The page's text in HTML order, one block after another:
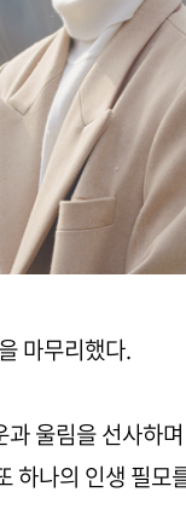
마무리했다.
울림을 선사하
하나의 인생 필모